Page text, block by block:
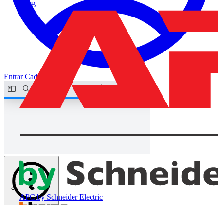
ABB
APC by Schneider Electric
EntrarCadastrar